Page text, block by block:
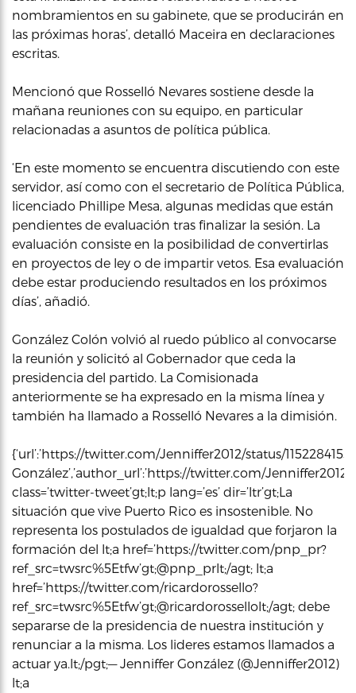
nombramientos en su gabinete, que se producirán en
las próximas horas’, detalló Maceira en declaraciones
escritas.
Mencionó que Rosselló Nevares sostiene desde la
mañana reuniones con su equipo, en particular
relacionadas a asuntos de política pública.
‘En este momento se encuentra discutiendo con este
servidor, así como con el secretario de Política Pública,
licenciado Phillipe Mesa, algunas medidas que están
pendientes de evaluación tras finalizar la sesión. La
evaluación consiste en la posibilidad de convertirlas
en proyectos de ley o de impartir vetos. Esa evaluación
debe estar produciendo resultados en los próximos
días’, añadió.
González Colón volvió al ruedo público al convocarse
la reunión y solicitó al Gobernador que ceda la
presidencia del partido. La Comisionada
anteriormente se ha expresado en la misma línea y
también ha llamado a Rosselló Nevares a la dimisión.
{‘url’:’https://twitter.com/Jenniffer2012/status/
González’,’author_url’:’https://twitter.com/
class=’twitter-tweet’gt;lt;p lang=’es’ dir=’ltr’gt;La
situación que vive Puerto Rico es insostenible. No
representa los postulados de igualdad que forjaron la
formación del lt;a href=’https://twitter.com/pnp_pr?
ref_src=twsrc%5Etfw’gt;@pnp_prlt;/agt; lt;a
href=’https://twitter.com/ricardorossello?
ref_src=twsrc%5Etfw’gt;@ricardorossellolt;/agt; debe
separarse de la presidencia de nuestra institución y
renunciar a la misma. Los lideres estamos llamados a
actuar ya.lt;/pgt;— Jenniffer González (@Jenniffer2012)
lt;a